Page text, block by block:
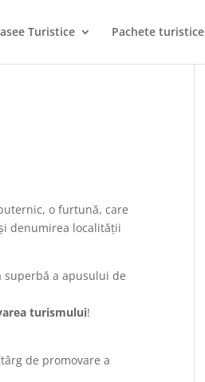
Turistice Pachete turistice
o furtună, care
denumirea localității
superbă a apusului de
turismului!
de promovare a